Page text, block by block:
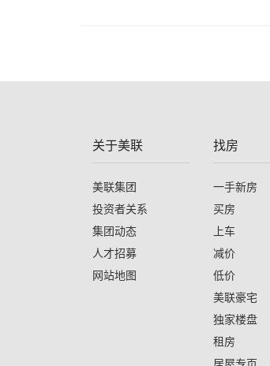
关于美联
美联集团
投资者关系
集团动态
人才招募
网站地图
找房
一手新房
买房
上车
减价
低价
美联豪宅
独家楼盘
租房